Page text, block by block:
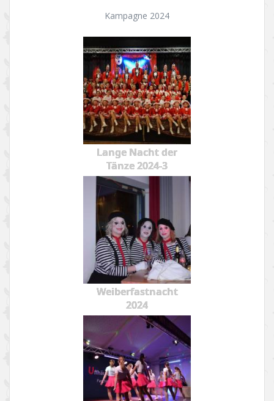
Kampagne 2024
Lange Nacht der
Tänze 2024-3
Weiberfastnacht
2024